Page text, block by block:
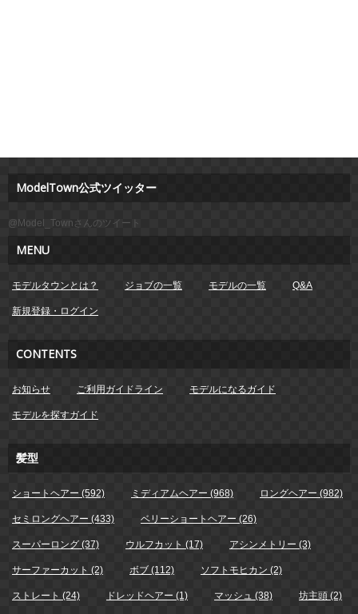
ModelTown公式ツイッター
@Model_Townさんのツイート
MENU
モデルタウンとは？ ジョブの一覧 モデルの一覧 Q&A
新規登録・ログイン
CONTENTS
お知らせ ご利用ガイドライン モデルになるガイド
モデルを探すガイド
髪型
ショートヘアー (592) ミディアムヘアー (968) ロングヘアー (982)
セミロングヘアー (433) ベリーショートヘアー (26)
スーパーロング (37) ウルフカット (17) アシンメトリー (3)
サーファーカット (2) ボブ (112) ソフトモヒカン (2)
ストレート (24) ドレッドヘアー (1) マッシュ (38) 坊主頭 (2)